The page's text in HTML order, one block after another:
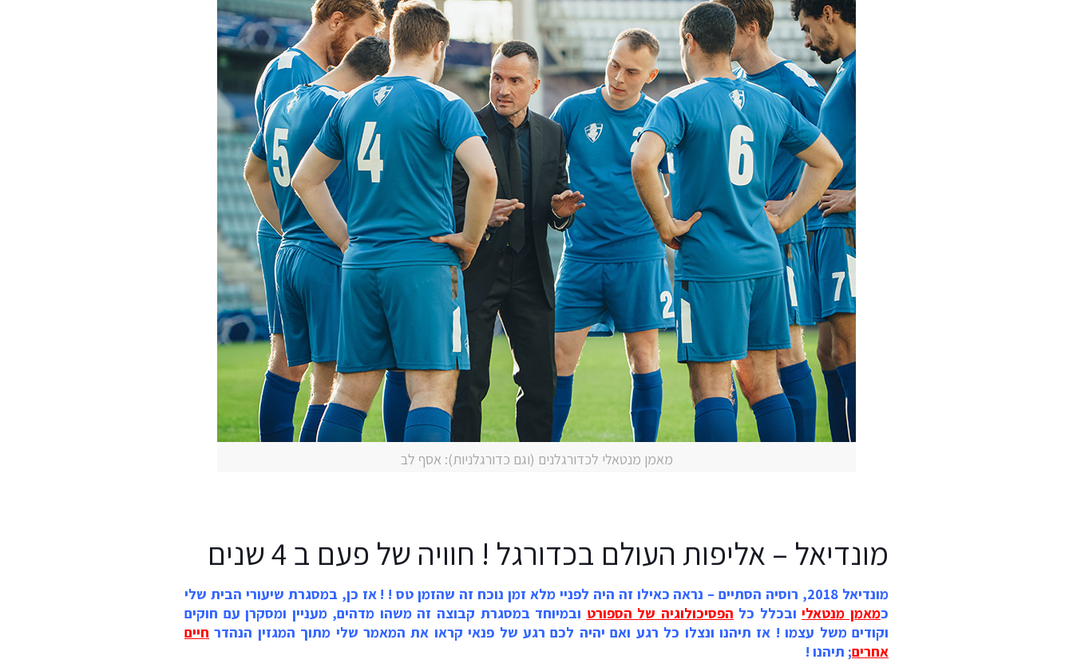
מאמן מנטאלי לכדורגלנים (וגם כדורגלניות): אסף לב
מונדיאל – אליפות העולם בכדורגל ! חוויה של פעם ב 4 שנים
מונדיאל 2018, רוסיה הסתיים – נראה כאילו זה היה לפניי מלא זמן נוכח זה שהזמן טס ! ! אז כן, במסגרת שיעורי הבית שלי
כמאמן מנטאליובכלל כל הפסיכולוגיה של הספורט ובמיוחד במסגרת קבוצה זה משהו מדהים, מעניין ומסקרן עם חוקים
וקודים משל עצמו ! אז תיהנו ונצלו כל רגע ואם יהיה לכם רגע של פנאי קראו את המאמר שלי מתוך המגזין הנהדר חיים
אחרים; תיהנו !